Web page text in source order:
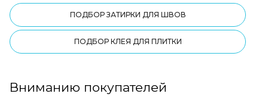
ПОДБОР ЗАТИРКИ ДЛЯ ШВОВ
ПОДБОР КЛЕЯ ДЛЯ ПЛИТКИ
Вниманию покупателей